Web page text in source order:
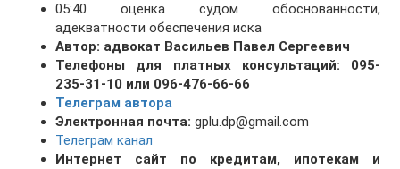
05:40 оценка судом обоснованности,
адекватности обеспечения иска
Автор: адвокат Васильев Павел Сергеевич
Телефоны для платных консультаций: 095-
235-31-10 или 096-476-66-66
Телеграм автора
Электронная почта: gplu.dp@gmail.com
Телеграм канал
Интернет сайт по кредитам, ипотекам и